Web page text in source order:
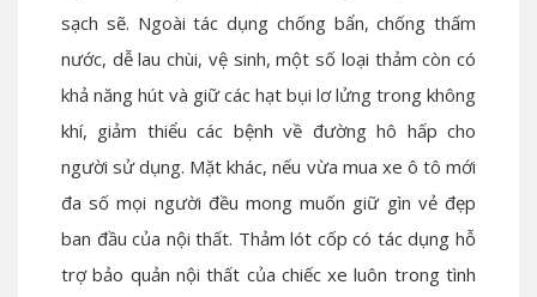
sạch sẽ. Ngoài tác dụng chống bẩn, chống thấm
nước, dễ lau chùi, vệ sinh, một số loại thảm còn có
khả năng hút và giữ các hạt bụi lơ lửng trong không
khí, giảm thiểu các bệnh về đường hô hấp cho
người sử dụng. Mặt khác, nếu vừa mua xe ô tô mới
đa số mọi người đều mong muốn giữ gìn vẻ đẹp
ban đầu của nội thất. Thảm lót cốp có tác dụng hỗ
trợ bảo quản nội thất của chiếc xe luôn trong tình